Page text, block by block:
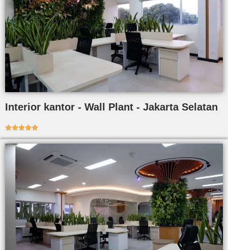
Interior kantor - Wall Plant - Jakarta Selatan
